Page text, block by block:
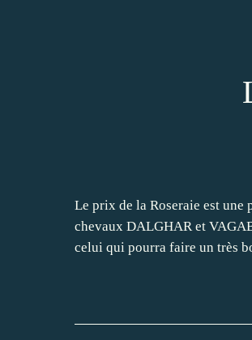
Le prix de la Roseraie est une
chevaux DALGHAR et
celui qui pourra faire un très